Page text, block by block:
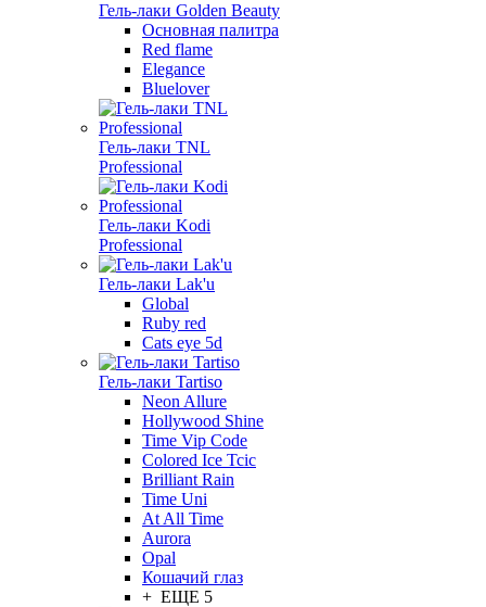
Гель-лаки Golden Beauty
Основная палитра
Red flame
Elegance
Bluelover
Гель-лаки TNL
Professional
Гель-лаки Kodi
Professional
Гель-лаки Lak'u
Global
Ruby red
Cats eye 5d
Гель-лаки Tartiso
Neon Allure
Hollywood Shine
Time Vip Code
Colored Ice Tcic
Brilliant Rain
Time Uni
At All Time
Aurora
Opal
Кошачий глаз
+ ЕЩЕ 5